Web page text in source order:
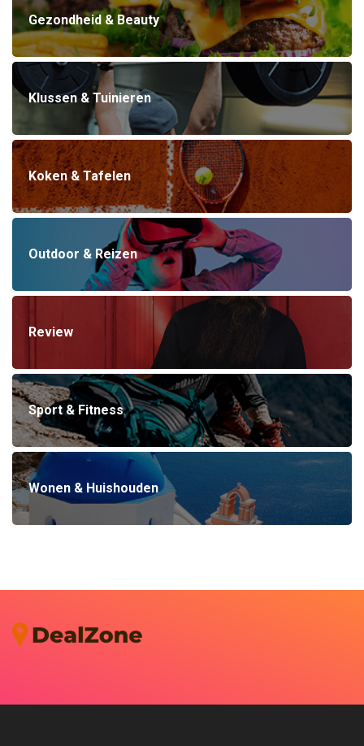
Gezondheid & Beauty
Klussen & Tuinieren
Koken & Tafelen
Outdoor & Reizen
Review
Sport & Fitness
Wonen & Huishouden